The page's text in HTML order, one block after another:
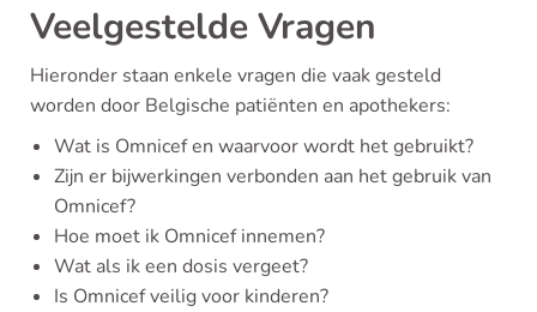
Veelgestelde Vragen
Hieronder staan enkele vragen die vaak gesteld
worden door Belgische patiënten en apothekers:
Wat is Omnicef en waarvoor wordt het gebruikt?
Zijn er bijwerkingen verbonden aan het gebruik van
Omnicef?
Hoe moet ik Omnicef innemen?
Wat als ik een dosis vergeet?
Is Omnicef veilig voor kinderen?